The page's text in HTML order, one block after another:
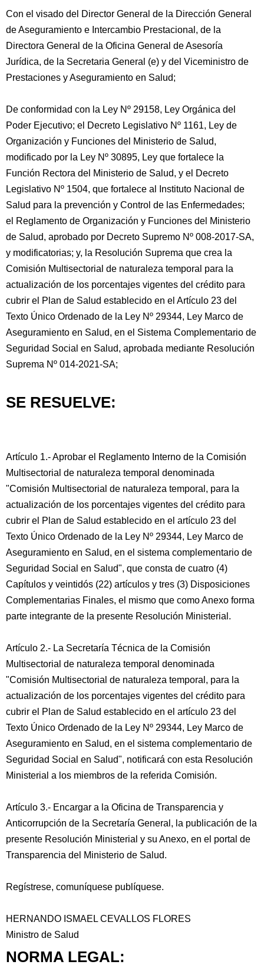
Con el visado del Director General de la Dirección General
de Aseguramiento e Intercambio Prestacional, de la
Directora General de la Oficina General de Asesoría
Jurídica, de la Secretaria General (e) y del Viceministro de
Prestaciones y Aseguramiento en Salud;
De conformidad con la Ley Nº 29158, Ley Orgánica del
Poder Ejecutivo; el Decreto Legislativo Nº 1161, Ley de
Organización y Funciones del Ministerio de Salud,
modificado por la Ley Nº 30895, Ley que fortalece la
Función Rectora del Ministerio de Salud, y el Decreto
Legislativo Nº 1504, que fortalece al Instituto Nacional de
Salud para la prevención y Control de las Enfermedades;
el Reglamento de Organización y Funciones del Ministerio
de Salud, aprobado por Decreto Supremo Nº 008-2017-SA,
y modificatorias; y, la Resolución Suprema que crea la
Comisión Multisectorial de naturaleza temporal para la
actualización de los porcentajes vigentes del crédito para
cubrir el Plan de Salud establecido en el Artículo 23 del
Texto Único Ordenado de la Ley Nº 29344, Ley Marco de
Aseguramiento en Salud, en el Sistema Complementario de
Seguridad Social en Salud, aprobada mediante Resolución
Suprema Nº 014-2021-SA;
SE RESUELVE:
Artículo 1.- Aprobar el Reglamento Interno de la Comisión
Multisectorial de naturaleza temporal denominada
"Comisión Multisectorial de naturaleza temporal, para la
actualización de los porcentajes vigentes del crédito para
cubrir el Plan de Salud establecido en el artículo 23 del
Texto Único Ordenado de la Ley Nº 29344, Ley Marco de
Aseguramiento en Salud, en el sistema complementario de
Seguridad Social en Salud", que consta de cuatro (4)
Capítulos y veintidós (22) artículos y tres (3) Disposiciones
Complementarias Finales, el mismo que como Anexo forma
parte integrante de la presente Resolución Ministerial.
Artículo 2.- La Secretaría Técnica de la Comisión
Multisectorial de naturaleza temporal denominada
"Comisión Multisectorial de naturaleza temporal, para la
actualización de los porcentajes vigentes del crédito para
cubrir el Plan de Salud establecido en el artículo 23 del
Texto Único Ordenado de la Ley Nº 29344, Ley Marco de
Aseguramiento en Salud, en el sistema complementario de
Seguridad Social en Salud", notificará con esta Resolución
Ministerial a los miembros de la referida Comisión.
Artículo 3.- Encargar a la Oficina de Transparencia y
Anticorrupción de la Secretaría General, la publicación de la
presente Resolución Ministerial y su Anexo, en el portal de
Transparencia del Ministerio de Salud.
Regístrese, comuníquese publíquese.
HERNANDO ISMAEL CEVALLOS FLORES
Ministro de Salud
NORMA LEGAL: